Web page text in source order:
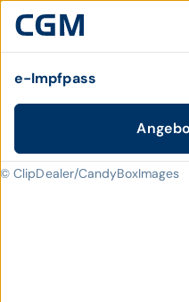
e-Impfpass
© ClipDealer/CandyBoxImages